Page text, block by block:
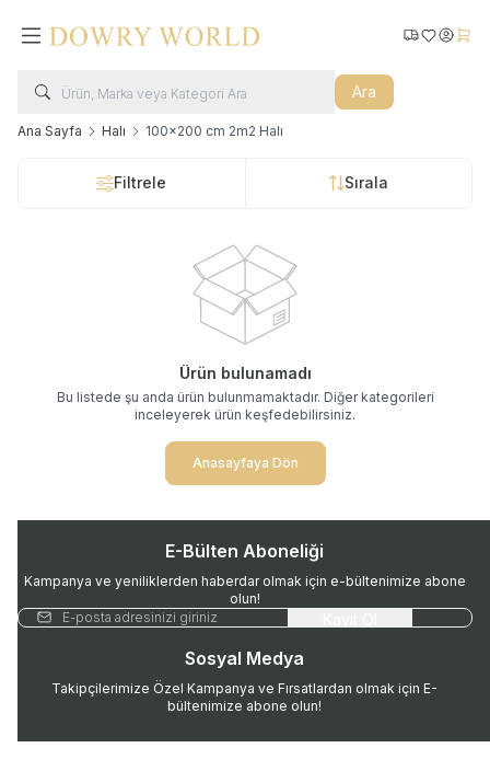
Ara
Kargo Takip
Favorilerim
Ana Sayfa Halı 100x200 cm 2m2 Halı
Filtrele Sırala
Ürün bulunamadı
Bu listede şu anda ürün bulunmamaktadır. Diğer kategorileri
inceleyerek ürün keşfedebilirsiniz.
Anasayfaya Dön
E-Bülten Aboneliği
Kampanya ve yeniliklerden haberdar olmak için e-bültenimize abone
olun!
Sosyal Medya
Takipçilerimize Özel Kampanya ve Fırsatlardan olmak için E-
bültenimize abone olun!